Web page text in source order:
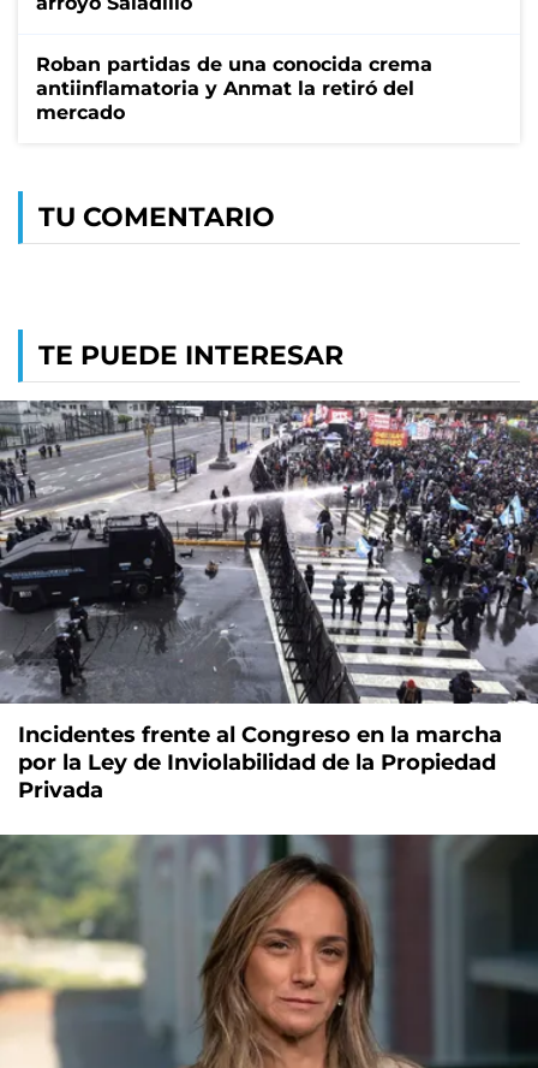
Roban partidas de una conocida crema
antiinflamatoria y Anmat la retiró del
mercado
TU COMENTARIO
TE PUEDE INTERESAR
Incidentes frente al Congreso en la marcha
por la Ley de Inviolabilidad de la Propiedad
Privada